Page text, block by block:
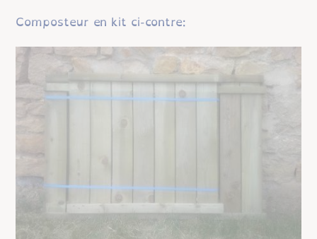
Composteur en kit ci-contre: